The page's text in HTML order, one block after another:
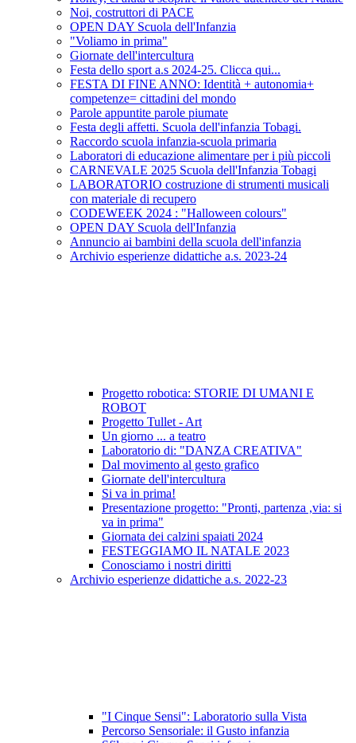
Noi, costruttori di PACE
OPEN DAY Scuola dell'Infanzia
"Voliamo in prima"
Giornate dell'intercultura
Festa dello sport a.s 2024-25. Clicca qui...
FESTA DI FINE ANNO: Identità + autonomia+
competenze= cittadini del mondo
Parole appuntite parole piumate
Festa degli affetti. Scuola dell'infanzia Tobagi.
Raccordo scuola infanzia-scuola primaria
Laboratori di educazione alimentare per i più piccoli
CARNEVALE 2025 Scuola dell'Infanzia Tobagi
LABORATORIO costruzione di strumenti musicali
con materiale di recupero
CODEWEEK 2024 : "Halloween colours"
OPEN DAY Scuola dell'Infanzia
Annuncio ai bambini della scuola dell'infanzia
Archivio esperienze didattiche a.s. 2023-24
Progetto robotica: STORIE DI UMANI E
ROBOT
Progetto Tullet - Art
Un giorno ... a teatro
Laboratorio di: "DANZA CREATIVA"
Dal movimento al gesto grafico
Giornate dell'intercultura
Si va in prima!
Presentazione progetto: "Pronti, partenza ,via: si
va in prima"
Giornata dei calzini spaiati 2024
FESTEGGIAMO IL NATALE 2023
Conosciamo i nostri diritti
Archivio esperienze didattiche a.s. 2022-23
"I Cinque Sensi": Laboratorio sulla Vista
Percorso Sensoriale: il Gusto infanzia